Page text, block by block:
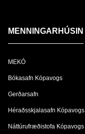
MENNINGARHÚSIN
MEKÓ
Bókasafn Kópavogs
Gerðarsafn
Héraðsskjalasafn Kópavogs
Náttúrufræðistofa Kópavogs